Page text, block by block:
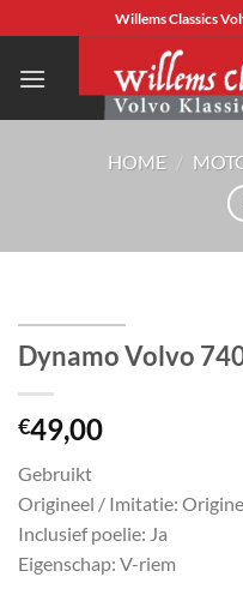
naar
inhoud
Willems Classics
HOME /
Dynamo Volvo
€49,00
Gebruikt
Origineel / Imitatie:
Inclusief poelie: Ja
Eigenschap: V-riem